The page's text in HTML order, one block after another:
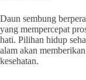
Daun sembung
yang mempercepat
hati. Pilihan hidup
alam akan
kesehatan.